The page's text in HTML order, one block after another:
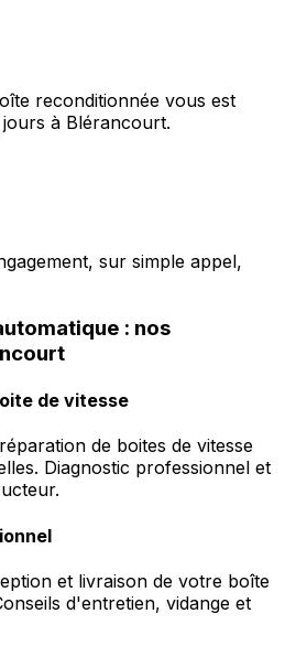
reconditionnée vous est
à Blérancourt.
sur simple appel,
: nos
de vitesse
de boites de vitesse
Diagnostic professionnel et
et livraison de votre boîte
d'entretien, vidange et